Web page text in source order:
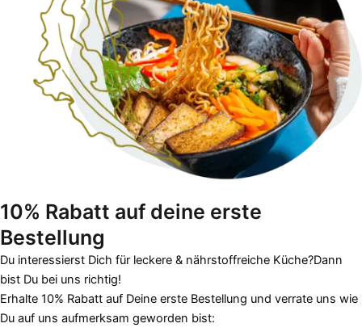
10% Rabatt auf deine erste
Bestellung
Du interessierst Dich für leckere & nährstoffreiche Küche?Dann
bist Du bei uns richtig!
Erhalte 10% Rabatt auf Deine erste Bestellung und verrate uns wie
Du auf uns aufmerksam geworden bist: